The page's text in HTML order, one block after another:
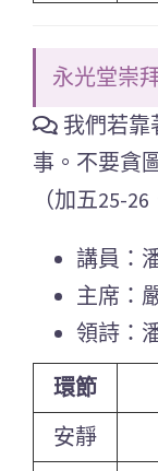
永光堂崇
我們若靠
事。不要貪
（加五25-26
講員：
主席：
領詩：
環節
安靜